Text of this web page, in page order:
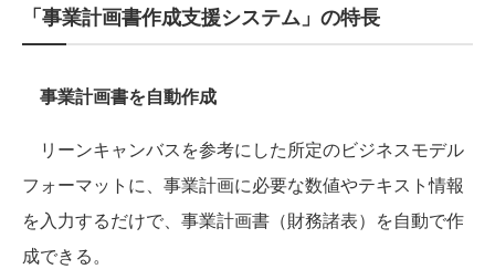
「事業計画書作成支援システム」の特長
事業計画書を自動作成
リーンキャンバスを参考にした所定のビジネスモデル
フォーマットに、事業計画に必要な数値やテキスト情報
を入力するだけで、事業計画書（財務諸表）を自動で作
成できる。